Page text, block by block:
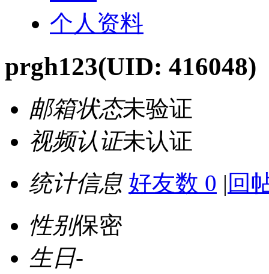
个人资料
prgh123(UID: 416048)
邮箱状态未验证
视频认证未认证
统计信息 好友数 0 | 回
性别保密
生日-